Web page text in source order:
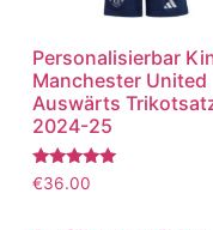
Personalisierbar
Manchester United
Auswärts
2024-25
Bewertet
mit
von 5
€36.00